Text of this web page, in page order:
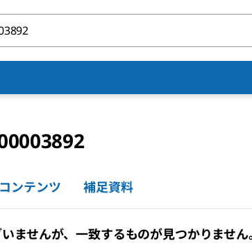
コンテンツ 補足資料
ませんが、一致するものが見つかりませ